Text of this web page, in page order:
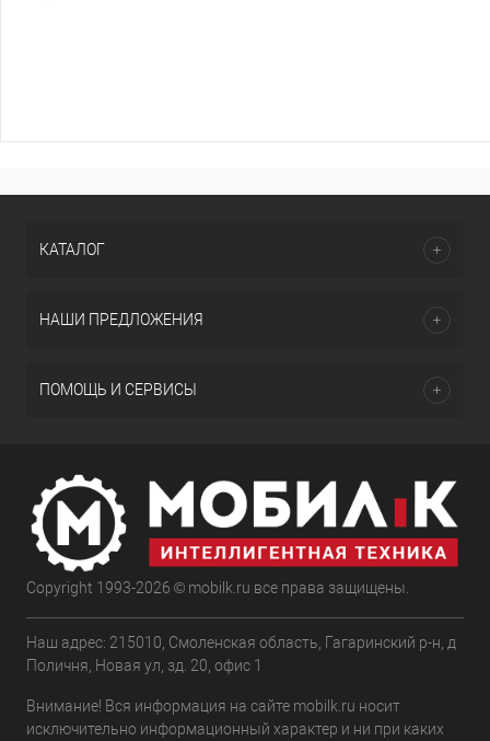
КАТАЛОГ
НАШИ ПРЕДЛОЖЕНИЯ
ПОМОЩЬ И СЕРВИСЫ
Copyright 1993-2026 © mobilk.ru все права защищены.
Наш адрес: 215010, Смоленская область, Гагаринский р-н, д
Поличня, Новая ул, зд. 20, офис 1
Внимание! Вся информация на сайте mobilk.ru носит
исключительно информационный характер и ни при каких